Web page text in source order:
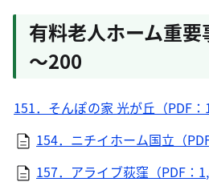
有料老人ホーム重
～200
151．そんぽの家 光が丘（PDF：
154．ニチイホーム国立（
157．アライブ荻窪（PDF：